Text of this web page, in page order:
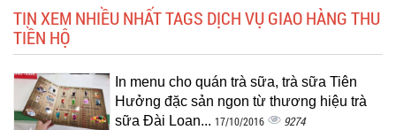
TIN XEM NHIỀU NHẤT TAGS DỊCH VỤ GIAO HÀNG THU
TIỀN HỘ
In menu cho quán trà sữa, trà sữa Tiên
Hưởng đặc sản ngon từ thương hiệu trà
sữa Đài Loan... 17/10/2016 9274